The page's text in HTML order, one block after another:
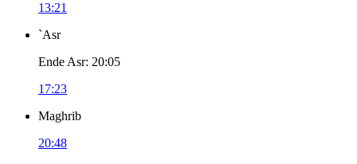
13:21
`Asr
Ende Asr: 20:05
17:23
Maghrib
20:48